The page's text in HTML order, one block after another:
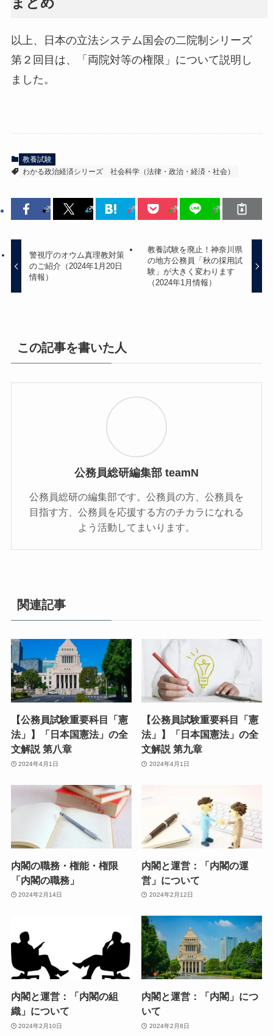
以上、日本の立法システム国会の二院制シリーズ
第２回目は、「両院対等の権限」について説明し
ました。
教養試験
わかる政治経済シリーズ
社会科学（法律・政治・経済・社会）
警視庁のオウム真理教対策
のご紹介（2024年1月20日
情報）
教養試験を廃止！神奈川県
の地方公務員「秋の採用試
験」が大きく変わります
（2024年1月情報）
この記事を書いた人
公務員総研編集部 teamN
公務員総研の編集部です。公務員の方、公務員を
目指す方、公務員を応援する方のチカラになれる
よう活動してまいります。
関連記事
【公務員試験重要科目「憲
法」】「日本国憲法」の全
文解説 第八章
2024年4月1日
【公務員試験重要科目「憲
法」】「日本国憲法」の全
文解説 第九章
2024年4月1日
内閣の職務・権能・権限
「内閣の職務」
2024年2月14日
内閣と運営：「内閣の運
営」について
2024年2月12日
内閣と運営：「内閣の組
織」について
2024年2月10日
内閣と運営：「内閣」につ
いて
2024年2月8日